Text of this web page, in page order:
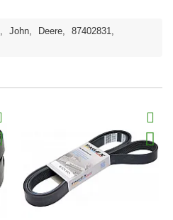
, John, Deere, 87402831,